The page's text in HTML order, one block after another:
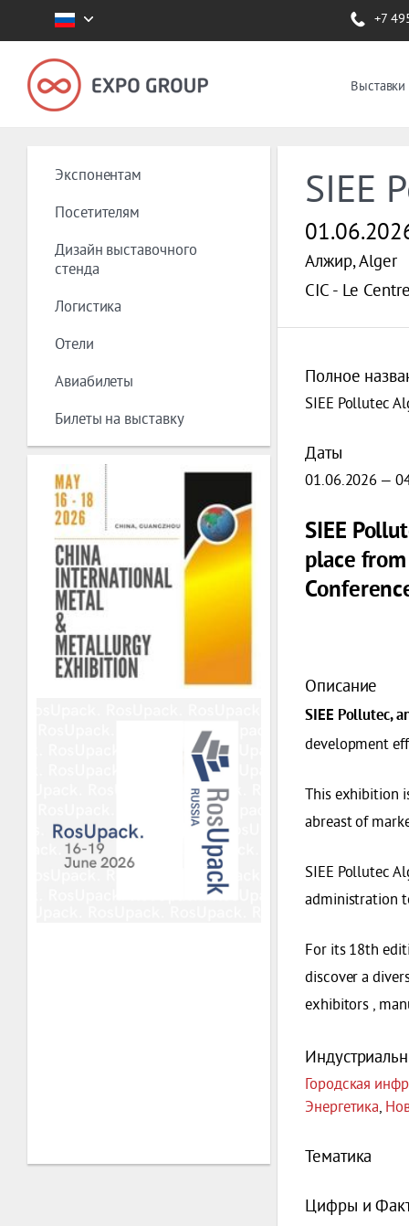
+7
Экспонентам
Посетителям
Дизайн выставочного
стенда
Логистика
Отели
Авиабилеты
Билеты на выставку
SIEE
Алжир, Alger
CIC - Le
Полное
SIEE Pollutec
Даты
01.06.2026 —
SIEE
place
Описание
SIEE Pollutec,
development
This exhibition
abreast of
SIEE Pollutec
administration
For its 18th
discover a
exhibitors ,
Городская
Энергетика
Тематика
Цифры и